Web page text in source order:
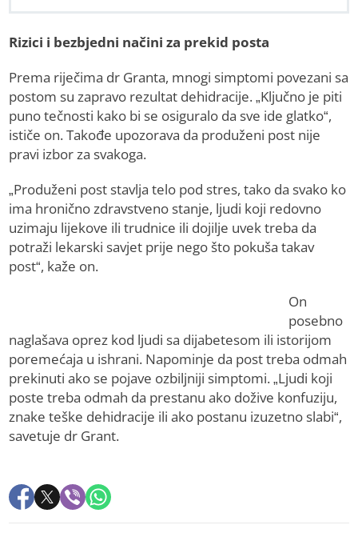
Rizici i bezbjedni načini za prekid posta
Prema riječima dr Granta, mnogi simptomi povezani sa
postom su zapravo rezultat dehidracije. „Ključno je piti
puno tečnosti kako bi se osiguralo da sve ide glatko“,
ističe on. Takođe upozorava da produženi post nije
pravi izbor za svakoga.
„Produženi post stavlja telo pod stres, tako da svako ko
ima hronično zdravstveno stanje, ljudi koji redovno
uzimaju lijekove ili trudnice ili dojilje uvek treba da
potraži lekarski savjet prije nego što pokuša takav
post“, kaže on.
On
posebno
naglašava oprez kod ljudi sa dijabetesom ili istorijom
poremećaja u ishrani. Napominje da post treba odmah
prekinuti ako se pojave ozbiljniji simptomi. „Ljudi koji
poste treba odmah da prestanu ako dožive konfuziju,
znake teške dehidracije ili ako postanu izuzetno slabi“,
savetuje dr Grant.